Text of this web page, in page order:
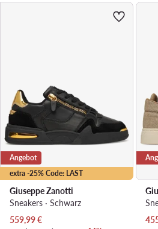
extra -25% Code: LAST
Angebot
Giuseppe Zanotti
Sneakers · Schwarz
Aktueller Preis
559,99€